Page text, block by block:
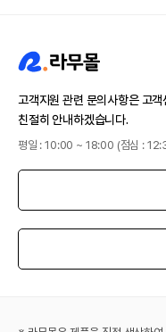
고객지원 관련 문의사항은 고객
친절히 안내하겠습니다.
평일 : 10:00 ~ 18:00 (점심 :